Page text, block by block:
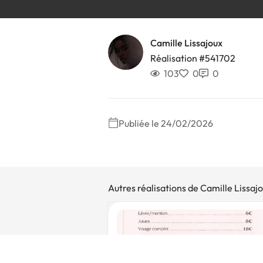
Camille Lissajoux
Réalisation #541702
103
0 0
Publiée le 24/02/2026
Autres réalisations de Camille